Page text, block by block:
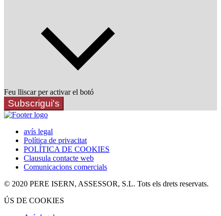
Feu lliscar per activar el botó
Subscrigui's
avís legal
Política de privacitat
POLÍTICA DE COOKIES
Clausula contacte web
Comunicacions comercials
© 2020 PERE ISERN, ASSESSOR, S.L. Tots els drets reservats.
ÚS DE COOKIES